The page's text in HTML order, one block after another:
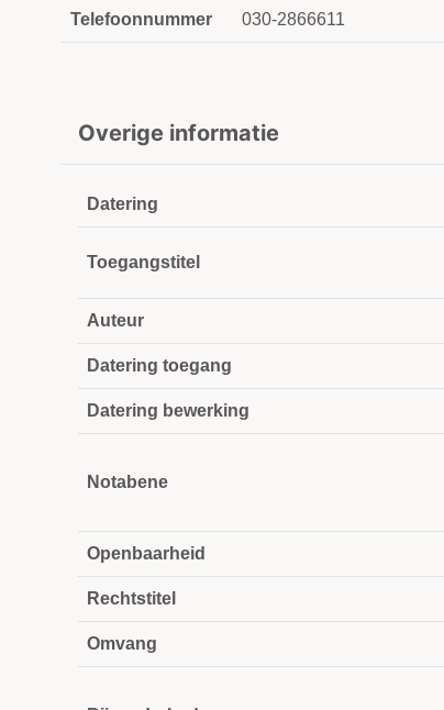
Telefoonnummer 030-2866611
Overige informatie
Datering
Toegangstitel
Auteur
Datering toegang
Datering bewerking
Notabene
Openbaarheid
Rechtstitel
Omvang